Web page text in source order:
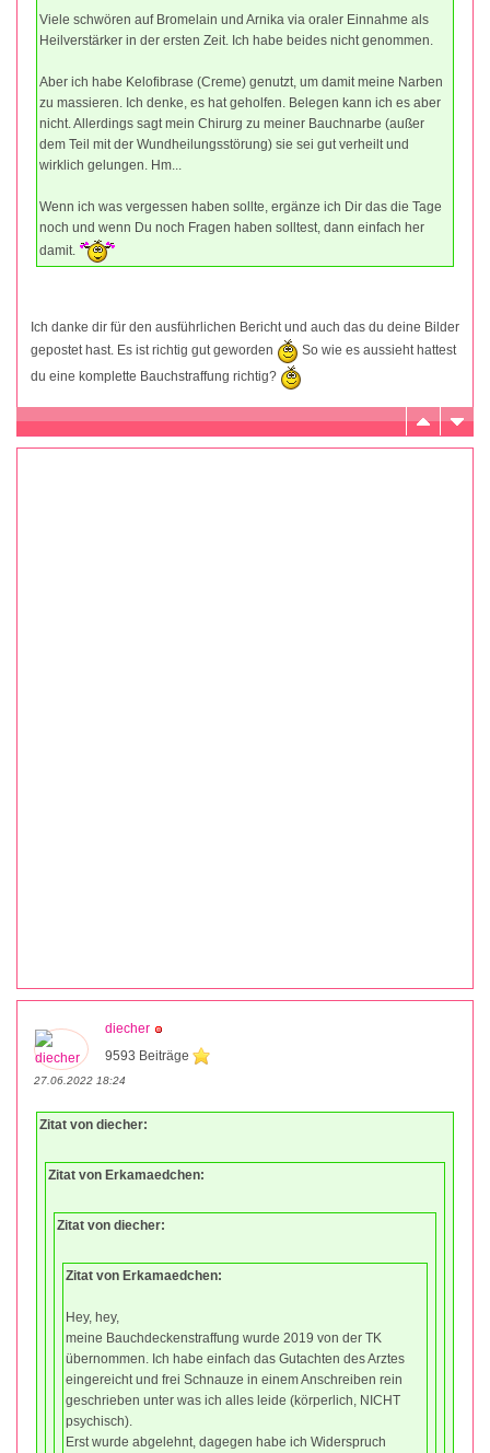
Viele schwören auf Bromelain und Arnika via oraler Einnahme als
Heilverstärker in der ersten Zeit. Ich habe beides nicht genommen.
Aber ich habe Kelofibrase (Creme) genutzt, um damit meine Narben
zu massieren. Ich denke, es hat geholfen. Belegen kann ich es aber
nicht. Allerdings sagt mein Chirurg zu meiner Bauchnarbe (außer
dem Teil mit der Wundheilungsstörung) sie sei gut verheilt und
wirklich gelungen. Hm...
Wenn ich was vergessen haben sollte, ergänze ich Dir das die Tage
noch und wenn Du noch Fragen haben solltest, dann einfach her
damit.
Ich danke dir für den ausführlichen Bericht und auch das du deine Bilder
gepostet hast. Es ist richtig gut geworden
So wie es aussieht hattest
du eine komplette Bauchstraffung richtig?
diecher
9593 Beiträge
27.06.2022 18:24
Zitat von diecher:
Zitat von Erkamaedchen:
Zitat von diecher:
Zitat von Erkamaedchen:
Hey, hey,
meine Bauchdeckenstraffung wurde 2019 von der TK
übernommen. Ich habe einfach das Gutachten des Arztes
eingereicht und frei Schnauze in einem Anschreiben rein
geschrieben unter was ich alles leide (körperlich, NICHT
psychisch).
Erst wurde abgelehnt, dagegen habe ich Widerspruch